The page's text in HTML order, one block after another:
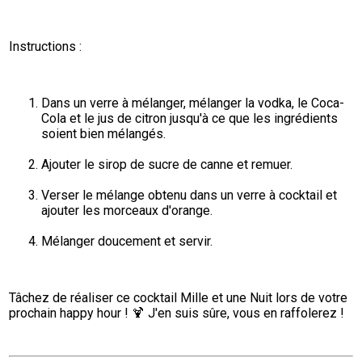
Instructions :
Dans un verre à mélanger, mélanger la vodka, le Coca-
Cola et le jus de citron jusqu'à ce que les ingrédients
soient bien mélangés.
Ajouter le sirop de sucre de canne et remuer.
Verser le mélange obtenu dans un verre à cocktail et
ajouter les morceaux d'orange.
Mélanger doucement et servir.
Tâchez de réaliser ce cocktail Mille et une Nuit lors de votre
prochain happy hour ! 🍹 J'en suis sûre, vous en raffolerez !